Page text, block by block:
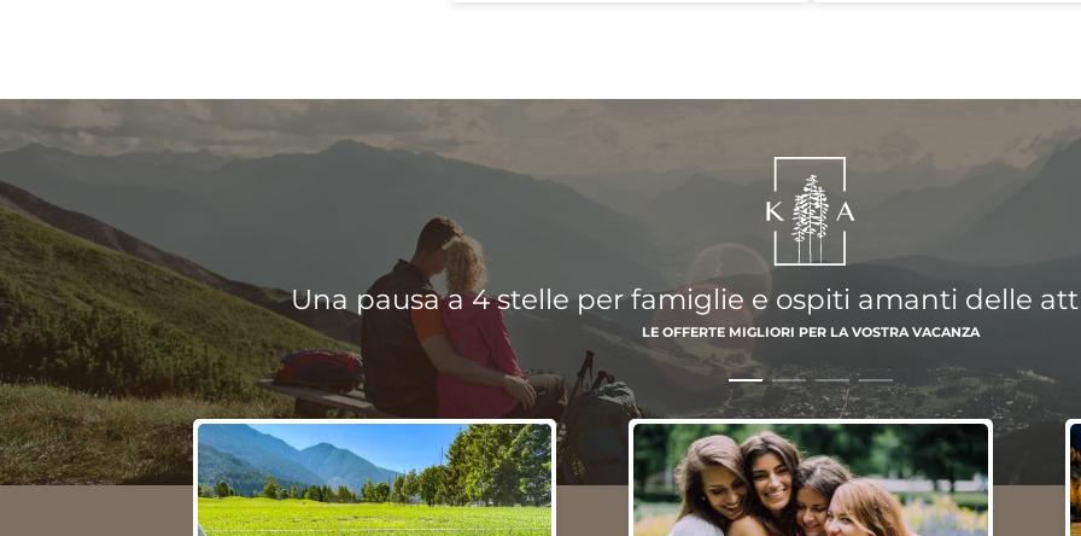
Una pausa a 4 stelle per famiglie e ospiti amanti delle
LE OFFERTE MIGLIORI PER LA VOSTRA VACANZA